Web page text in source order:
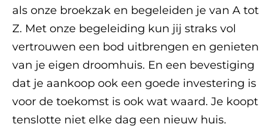
als onze broekzak en begeleiden je van A tot
Z. Met onze begeleiding kun jij straks vol
vertrouwen een bod uitbrengen en genieten
van je eigen droomhuis. En een bevestiging
dat je aankoop ook een goede investering is
voor de toekomst is ook wat waard. Je koopt
tenslotte niet elke dag een nieuw huis.